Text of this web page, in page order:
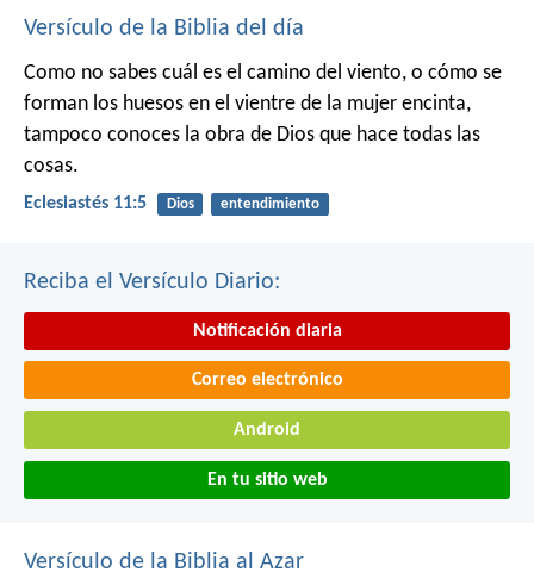
Versículo de la Biblia del día
Como no sabes cuál es el camino del viento, o cómo se
forman los huesos en el vientre de la mujer encinta,
tampoco conoces la obra de Dios que hace todas las
cosas.
Eclesiastés 11:5 Dios entendimiento
Reciba el Versículo Diario:
Notificación diaria
Correo electrónico
Android
En tu sitio web
Versículo de la Biblia al Azar